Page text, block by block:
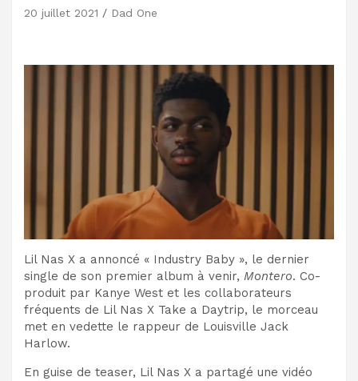
20 juillet 2021 Dad One
Lil Nas X a annoncé « Industry Baby », le dernier
single de son premier album à venir, Montero. Co-
produit par Kanye West et les collaborateurs
fréquents de Lil Nas X Take a Daytrip, le morceau
met en vedette le rappeur de Louisville Jack
Harlow.
En guise de teaser, Lil Nas X a partagé une vidéo